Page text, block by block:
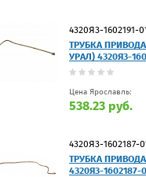
4320Я3-1602191-
ТРУБКА
УРАЛ) 4320Я3-
Цена Ярославль:
538.23 руб.
4320Я3-1602187-
ТРУБКА
4320Я3-1602187-